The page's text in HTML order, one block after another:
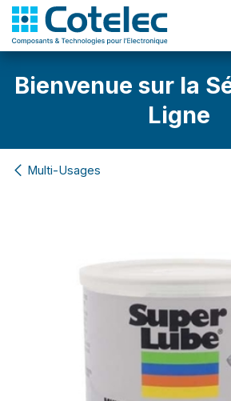
Bienvenue sur la
Ligne
Multi-Usages